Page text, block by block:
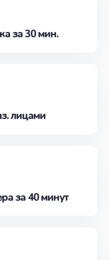
за 30 мин.
лицами
за 40 минут